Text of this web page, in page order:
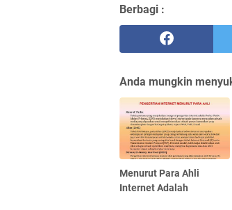
Berbagi :
Anda mungkin
Menurut Para Ahli
Internet Adalah